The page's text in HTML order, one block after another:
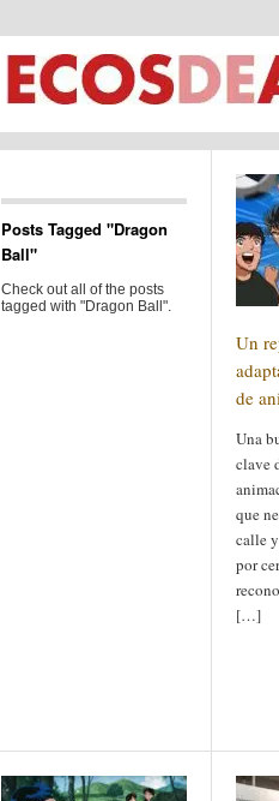
Posts Tagged "Dragon
Ball"
Check out all of the posts
tagged with "Dragon Ball".
Un
de
Una
clave
que
calle
por
[…]